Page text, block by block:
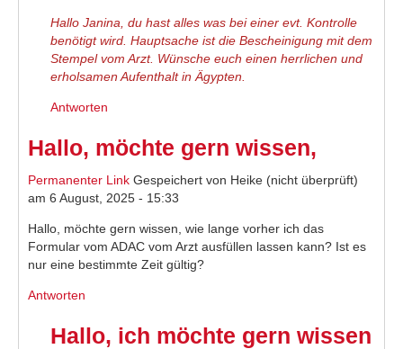
Hallo Janina, du hast alles was bei einer evt. Kontrolle
benötigt wird. Hauptsache ist die Bescheinigung mit dem
Stempel vom Arzt. Wünsche euch einen herrlichen und
erholsamen Aufenthalt in Ägypten.
Antworten
Hallo, möchte gern wissen,
Permanenter Link Gespeichert von Heike (nicht überprüft)
am 6 August, 2025 - 15:33
Hallo, möchte gern wissen, wie lange vorher ich das
Formular vom ADAC vom Arzt ausfüllen lassen kann? Ist es
nur eine bestimmte Zeit gültig?
Antworten
Hallo, ich möchte gern wissen